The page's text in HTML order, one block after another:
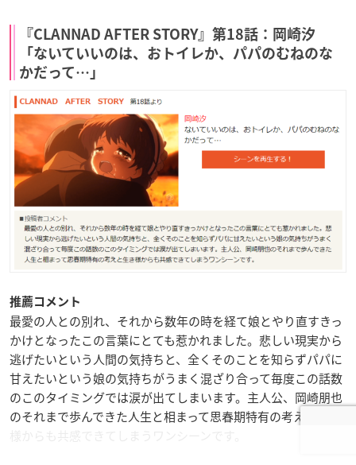
『CLANNAD AFTER STORY』第18話：岡崎汐
「ないていいのは、おトイレか、パパのむねのな
かだって…」
推薦コメント
最愛の人との別れ、それから数年の時を経て娘とやり直すきっ
かけとなったこの言葉にとても惹かれました。悲しい現実から
逃げたいという人間の気持ちと、全くそのことを知らずパパに
甘えたいという娘の気持ちがうまく混ざり合って毎度この話数
のこのタイミングでは涙が出てしまいます。主人公、岡崎朋也
のそれまで歩んできた人生と相まって思春期特有の考えと生き